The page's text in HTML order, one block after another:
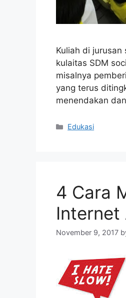
Kuliah di
kulaitas SDM
misalnya
yang terus
menendakan
Categories
Edukasi
4 Cara
Internet
November 9, 2017